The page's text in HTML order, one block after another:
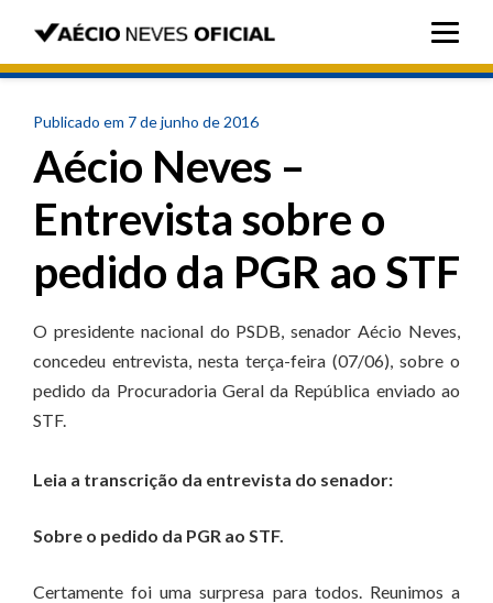
Publicado em 7 de junho de 2016
Aécio Neves –
Entrevista sobre o
pedido da PGR ao STF
O presidente nacional do PSDB, senador Aécio Neves,
concedeu entrevista, nesta terça-feira (07/06), sobre o
pedido da Procuradoria Geral da República enviado ao
STF.
Leia a transcrição da entrevista do senador:
Sobre o pedido da PGR ao STF.
Certamente foi uma surpresa para todos. Reunimos a